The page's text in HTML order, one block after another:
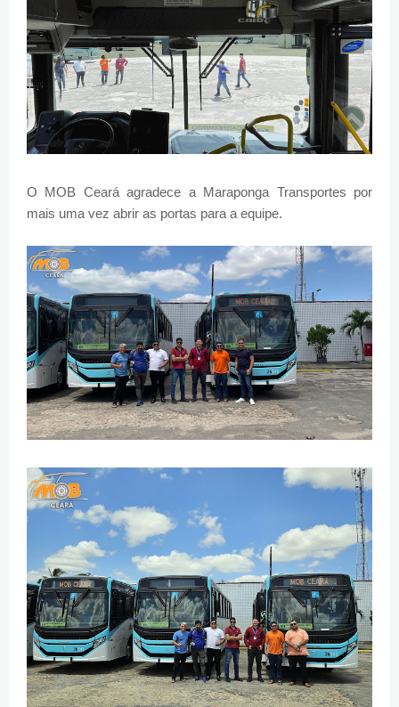
O MOB Ceará agradece a Maraponga Transportes por
mais uma vez abrir as portas para a equipe.